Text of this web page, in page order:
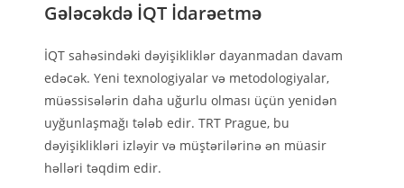
Gələcəkdə İQT İdarəetmə
İQT sahəsindəki dəyişikliklər dayanmadan davam
edəcək. Yeni texnologiyalar və metodologiyalar,
müəssisələrin daha uğurlu olması üçün yenidən
uyğunlaşmağı tələb edir. TRT Prague, bu
dəyişiklikləri izləyir və müştərilərinə ən müasir
həlləri təqdim edir.